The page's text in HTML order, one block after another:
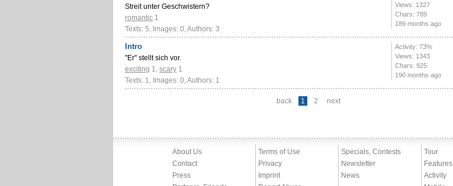
Streit unter Geschwistern?
romantic 1
Texts: 5, Images: 0, Authors: 3
Views: 1327
Chars: 789
189 months ago
Intro
"Er" stellt sich vor.
exciting 1, scary 1
Texts: 1, Images: 0, Authors: 1
Activity: 73%
Views: 1343
Chars: 925
190 months ago
back 1 2 next
About Us
Contact
Press
Terms of Use
Privacy
Imprint
Specials, Contests
Newsletter
News
Tour
Features
Activity